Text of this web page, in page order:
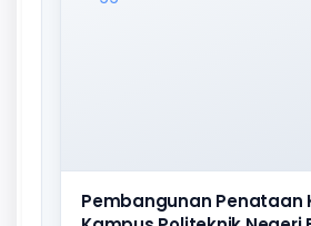
Pembangunan Penataan